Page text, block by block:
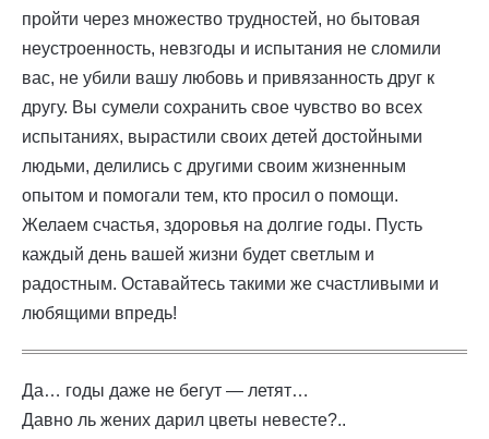
пройти через множество трудностей, но бытовая
неустроенность, невзгоды и испытания не сломили
вас, не убили вашу любовь и привязанность друг к
другу. Вы сумели сохранить свое чувство во всех
испытаниях, вырастили своих детей достойными
людьми, делились с другими своим жизненным
опытом и помогали тем, кто просил о помощи.
Желаем счастья, здоровья на долгие годы. Пусть
каждый день вашей жизни будет светлым и
радостным. Оставайтесь такими же счастливыми и
любящими впредь!
Да… годы даже не бегут — летят…
Давно ль жених дарил цветы невесте?..